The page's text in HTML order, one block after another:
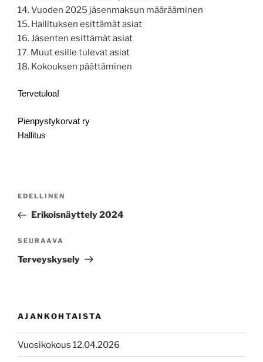
14. Vuoden 2025 jäsenmaksun määrääminen
15. Hallituksen esittämät asiat
16. Jäsenten esittämät asiat
17. Muut esille tulevat asiat
18. Kokouksen päättäminen
Tervetuloa!
Pienpystykorvat ry
Hallitus
Edellinen
artikkeli
EDELLINEN
Erikoisnäyttely 2024
Seuraava
artikkeli
SEURAAVA
Terveyskysely
AJANKOHTAISTA
Vuosikokous 12.04.2026